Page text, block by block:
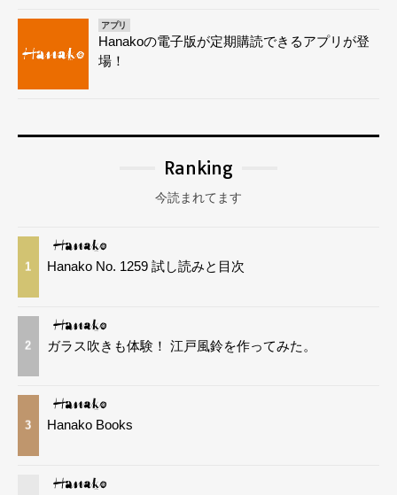
アプリ
Hanakoの電子版が定期購読できるアプリが登
場！
Ranking
今読まれてます
1 Hanako No. 1259 試し読みと目次
2 ガラス吹きも体験！ 江戸風鈴を作ってみた。
3 Hanako Books